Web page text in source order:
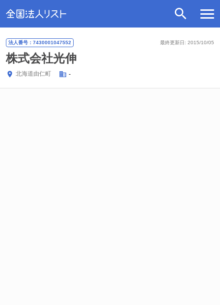
最終更新日: 2015/10/05
法人番号：7430001047552
株式会社光伸
北海道由仁町 -